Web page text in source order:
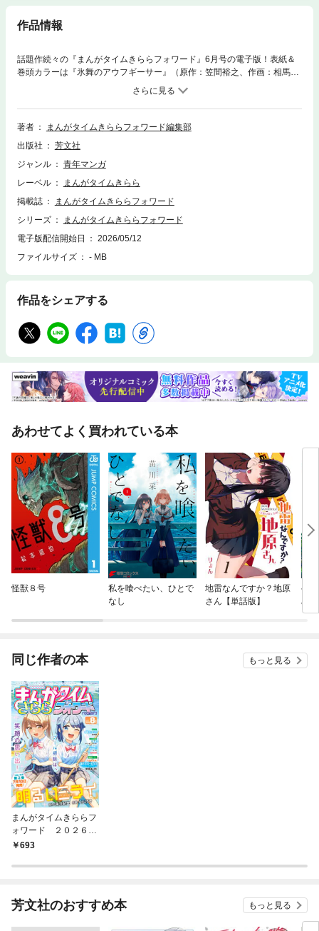
作品情報
話題作続々の『まんがタイムきららフォワード』6月号の電子版！表紙＆
巻頭カラーは『氷舞のアウフギーサー』（原作：笠間裕之、作画：相馬
一）が飾ります！！ その他、期待の新連載『はれのひけのひ～はんなり女
将大内さん～』（雪宮ありさ）、『球詠』（マウンテンプクイチ）、『ス
チームドリーム』（絵茶漬け）、『マギアレコード 魔法少女まどか☆マギ
カ外伝』（富士フジノ×Magica Quartet）と豪華ラインナップでお届けし
著者
まんがタイムきららフォワード編集部
出版社
芳文社
ジャンル
青年マンガ
レーベル
まんがタイムきらら
掲載誌
まんがタイムきららフォワード
シリーズ
まんがタイムきららフォワード
電子版配信開始日
2026/05/12
ファイルサイズ
- MB
作品をシェアする
あわせてよく買われている本
怪獣８号
私を喰べたい、ひとで
なし
地雷なんですか？地原
さん【単話版】
ヘ
み
設
同じ作者の本 もっと見る
まんがタイムきららフ
ォワード ２０２６年
８月号
693
芳文社のおすすめ本 もっと見る